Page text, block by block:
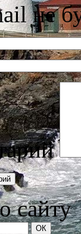
не
сайту